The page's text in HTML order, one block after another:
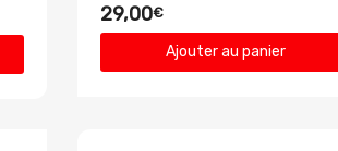
29,00€
Ajouter au panier